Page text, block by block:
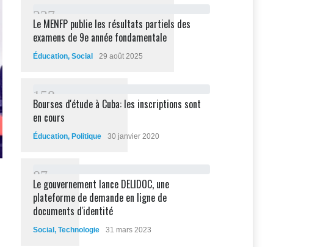
227
Le MENFP publie les résultats partiels des
examens de 9e année fondamentale
Éducation, Social 29 août 2025
1 58
Bourses d'étude à Cuba: les inscriptions sont
en cours
Éducation, Politique 30 janvier 2020
87
Le gouvernement lance DELIDOC, une
plateforme de demande en ligne de
documents d'identité
Social , Technologie 31 mars 2023